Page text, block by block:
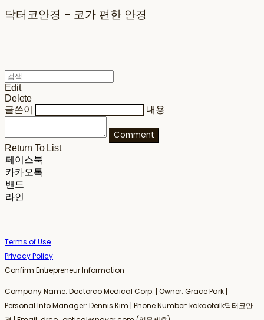
닥터코안경 - 코가 편한 안경
Edit
Delete
글쓴이
내용
Comment
Return To List
페이스북
카카오톡
밴드
라인
Terms of Use
Privacy Policy
Confirm Entrepreneur Information
Company Name: Doctorco Medical Corp. | Owner: Grace Park |
Personal Info Manager: Dennis Kim | Phone Number: kakaotalk닥터코안